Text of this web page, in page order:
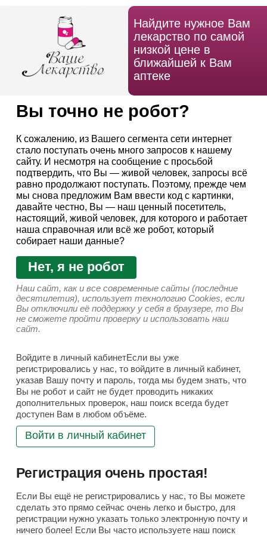
Найдите нужное Вам
лекарство по самой
низкой цене в
ближайшей к Вам
аптеке
Вы точно не робот?
К сожалению, из Вашего сегмента сети интернет
стало поступать очень много запросов к нашему
сайту. И несмотря на сообщение с просьбой
подтвердить, что Вы — живой человек, запросы всё
равно продолжают поступать. Поэтому, прежде чем
мы снова предложим Вам ввести код с картинки,
давайте честно, Вы — наш ценный посетитель,
настоящий, живой человек, для которого и работает
наша справочная или всё же робот, который
собирает наши данные?
Нет, я не робот
Наш сайт, как и все современные сайты (последние
десятилетия), использует технологию Cookies, если
Вы отключили её поддержку у себя в браузере, то Вы
не сможете пройти проверку и использовать наш
сайт.
Войдите в личный кабинетЕсли вы уже
регистрировались у нас, то войдите в личный кабинет,
указав Вашу почту и пароль, тогда мы будем знать, что
Вы не робот и сайт не будет проводить никаких
дополнительных проверок, наш поиск всегда будет
доступен Вам в любом объёме.
Войти в личный кабинет
Регистрация очень простая!
Если Вы ещё не регистрировались у нас, то Вы можете
сделать это прямо сейчас очень легко и быстро, для
регистрации нужно указать только электронную почту и
ничего более! Если Вы часто используете наш поиск